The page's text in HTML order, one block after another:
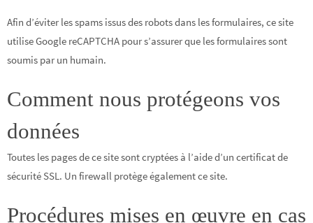
Afin d’éviter les spams issus des robots dans les formulaires, ce site
utilise Google reCAPTCHA pour s’assurer que les formulaires sont
soumis par un humain.
Comment nous protégeons vos
données
Toutes les pages de ce site sont cryptées à l’aide d’un certificat de
sécurité SSL. Un firewall protège également ce site.
Procédures mises en œuvre en cas